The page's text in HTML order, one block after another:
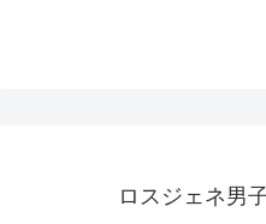
ロスジェネ男